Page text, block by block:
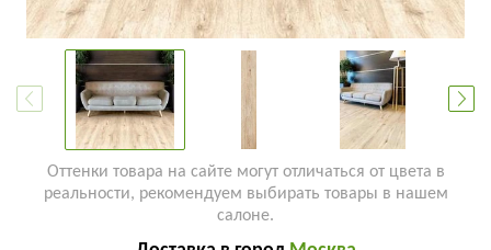
Оттенки товара на сайте могут отличаться от цвета в
реальности, рекомендуем выбирать товары в нашем
салоне.